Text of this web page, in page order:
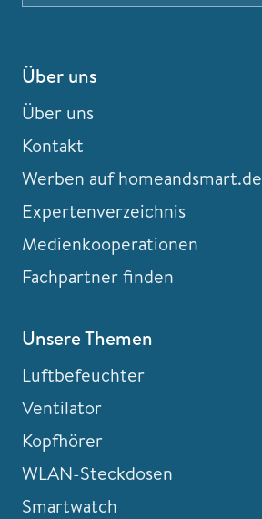
Über uns
Über uns
Kontakt
Werben auf homeandsmart.de
Expertenverzeichnis
Medienkooperationen
Fachpartner finden
Unsere Themen
Luftbefeuchter
Ventilator
Kopfhörer
WLAN-Steckdosen
Smartwatch